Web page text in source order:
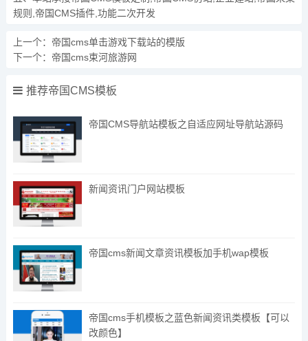
规则,帝国CMS插件,功能二次开发
上一个： 帝国cms单击游戏下载站的模版
下一个： 帝国cms束河旅游网
推荐帝国CMS模板
帝国CMS导航站模板之自适应网址导航站源码
新闻资讯门户网站模板
帝国cms新闻文章资讯模板加手机wap模板
帝国cms手机模板之蓝色新闻资讯类模板【可以
改颜色】